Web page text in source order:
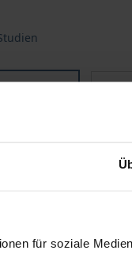
für soziale
VAT may vary